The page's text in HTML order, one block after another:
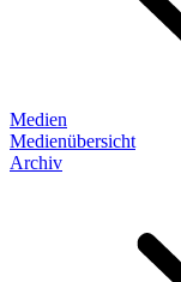
Medien
Medienübersicht
Archiv